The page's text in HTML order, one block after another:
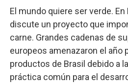
El mundo quiere ser verde. En
discute un proyecto que
carne. Grandes cadenas de
europeos amenazaron el año
productos de Brasil debido a la
práctica común para el